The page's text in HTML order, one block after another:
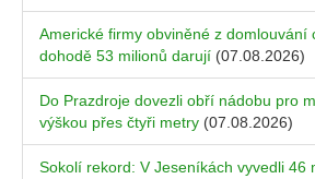
Americké firmy obviněné z domlouvání
dohodě 53 milionů darují (07.08.2026)
Do Prazdroje dovezli obří nádobu pro
výškou přes čtyři metry (07.08.2026)
Sokolí rekord: V Jeseníkách vyvedli 46